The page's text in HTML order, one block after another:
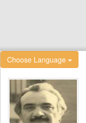
Choose Language